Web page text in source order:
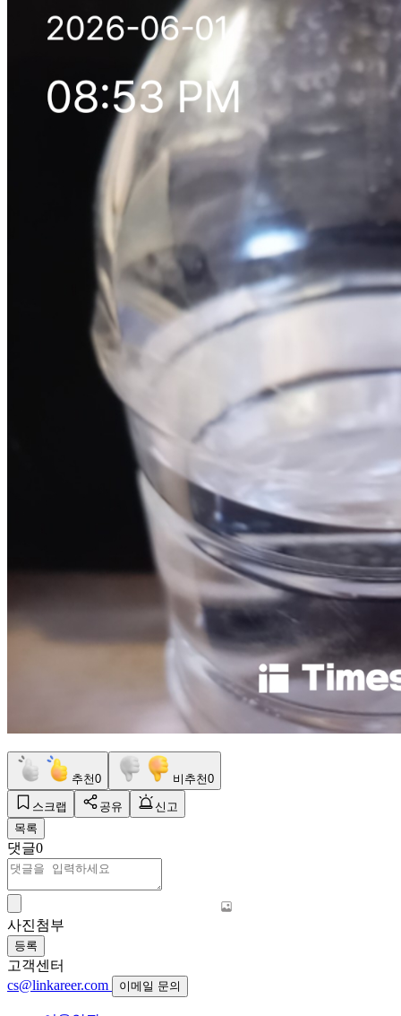
추천0 비추천0
스크랩 공유
신고
목록
댓글0
사진첨부
등록
고객센터
cs@linkareer.com
이메일 문의